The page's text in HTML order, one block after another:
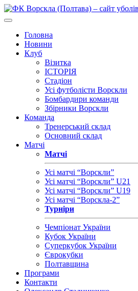
Головна
Новини
Клуб
Візитка
ІСТОРІЯ
Стадіон
Усі футболісти Ворскли
Бомбардири команди
Збірники Ворскли
Команда
Тренерський склад
Основний склад
Матчі
Матчі
Усі матчі “Ворскли”
Усі матчі “Ворскли” U21
Усі матчі “Ворскли” U19
Усі матчі “Ворскла-2”
Турніри
Чемпіонат України
Кубок України
Суперкубок України
Єврокубки
Полтавщина
Програми
Контакти